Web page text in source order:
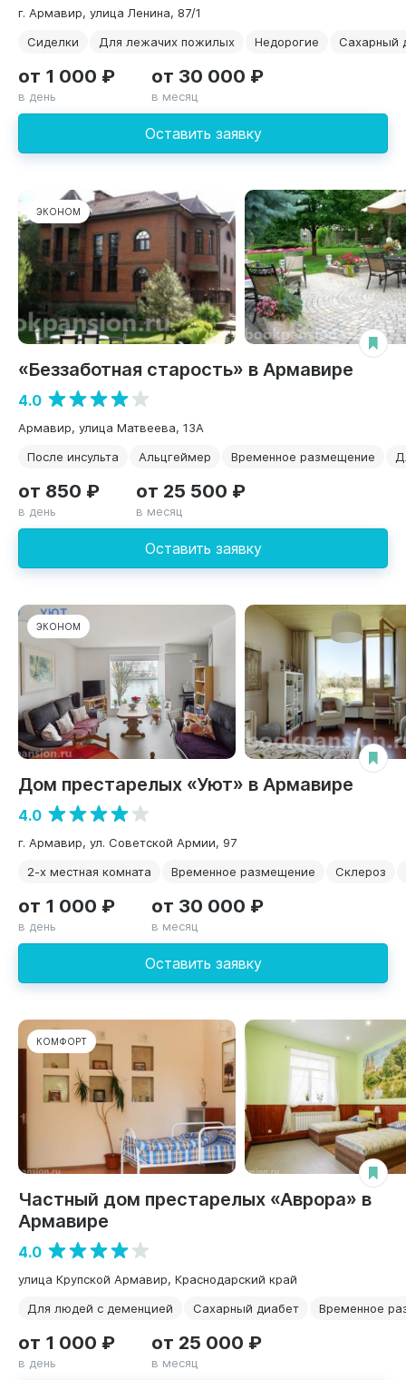
г. Армавир, улица Ленина, 87/1
Сиделки
Для лежачих пожилых Недорогие Сахарный
Оставить заявку
от 1 000 ₽
в день
от 30 000 ₽
в месяц
ЭКОНОМ
«Беззаботная старость» в Армавире
4.0
Армавир, улица Матвеева, 13А
После инсульта
Альцгеймер Временное размещение
Оставить заявку
от 850 ₽
в день
от 25 500 ₽
в месяц
ЭКОНОМ
Дом престарелых «Уют» в Армавире
4.0
г. Армавир, ул. Советской Армии, 97
2-х местная комната
Временное размещение Склероз
Оставить заявку
от 1 000 ₽
в день
от 30 000 ₽
в месяц
КОМФОРТ
Частный дом престарелых «Аврора» в
Армавире
4.0
улица Крупской Армавир, Краснодарский край
Для людей с деменцией
Сахарный диабет Временное
от 1 000 ₽
в день
от 25 000 ₽
в месяц